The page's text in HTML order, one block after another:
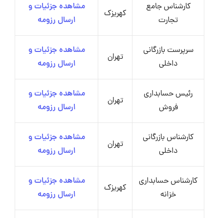
کارشناس جامع
تجارت
کهریزک
مشاهده جزئیات و
ارسال رزومه
سرپرست بازرگانی
داخلی
تهران
مشاهده جزئیات و
ارسال رزومه
رئیس حسابداری
فروش
تهران
مشاهده جزئیات و
ارسال رزومه
کارشناس بازرگانی
داخلی
تهران
مشاهده جزئیات و
ارسال رزومه
کارشناس حسابداری
خزانه
کهریزک
مشاهده جزئیات و
ارسال رزومه